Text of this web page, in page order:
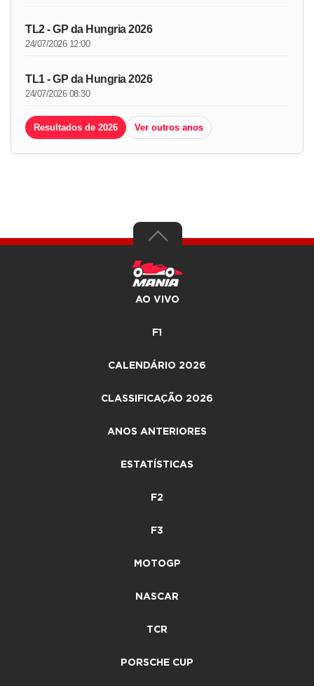
TL2 - GP da Hungria 2026
24/07/2026 12:00
TL1 - GP da Hungria 2026
24/07/2026 08:30
Resultados de 2026 Ver outros anos
AO VIVO
F1
CALENDÁRIO 2026
CLASSIFICAÇÃO 2026
ANOS ANTERIORES
ESTATÍSTICAS
F2
F3
MOTOGP
NASCAR
TCR
PORSCHE CUP